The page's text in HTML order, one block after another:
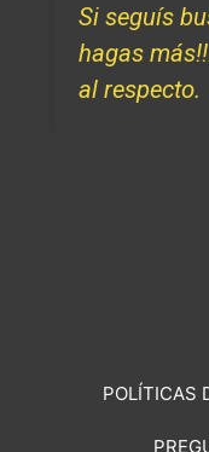
Si seguís
hagas
al respecto.
POLÍTICAS